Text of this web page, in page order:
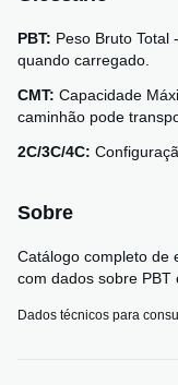
PBT: Peso Bruto Total
quando carregado.
CMT: Capacidade
caminhão pode
2C/3C/4C:
Sobre
Catálogo completo de
com dados sobre PBT
Dados técnicos para